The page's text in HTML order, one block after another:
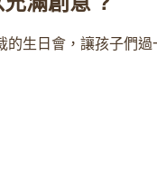
生日會，讓孩子們過